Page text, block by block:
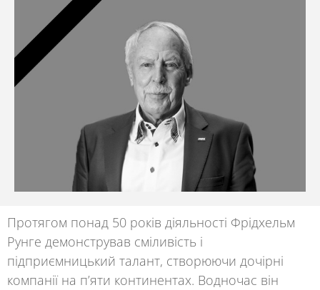
Протягом понад 50 років діяльності Фрідхельм
Рунге демонстрував сміливість і
підприємницький талант, створюючи дочірні
компанії на п’яти континентах. Водночас він